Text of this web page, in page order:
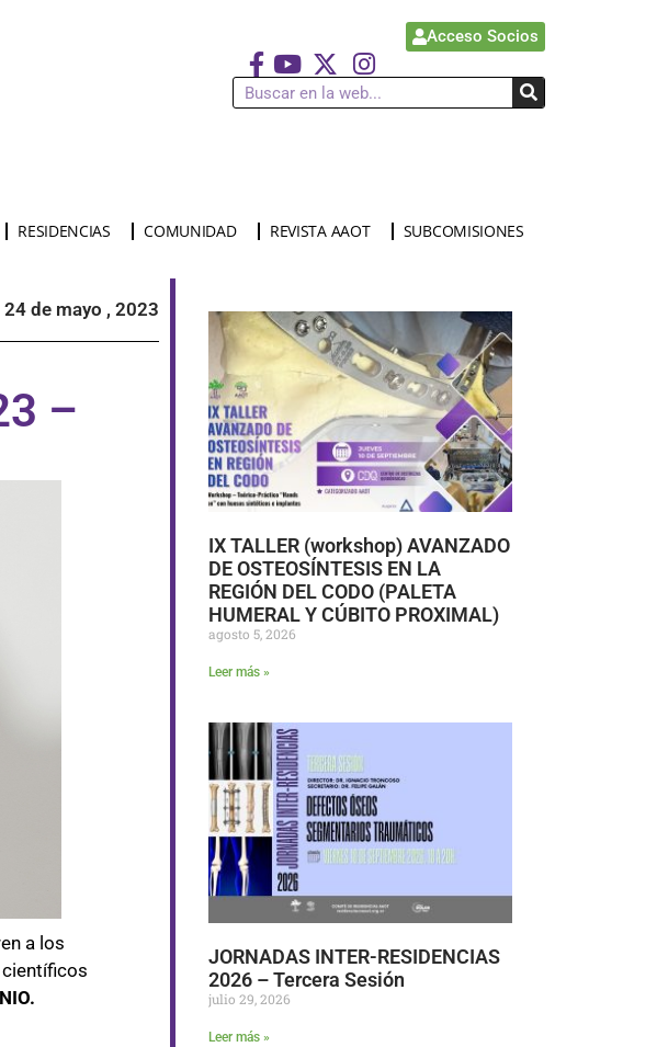
Acceso Socios
RESIDENCIAS COMUNIDAD REVISTA AAOT SUBCOMISIONES
24 de mayo , 2023
–
a los
IX TALLER (workshop) AVANZADO
DE OSTEOSÍNTESIS EN LA
REGIÓN DEL CODO (PALETA
HUMERAL Y CÚBITO PROXIMAL)
agosto 5, 2026
Leer más »
JORNADAS INTER-RESIDENCIAS
2026 – Tercera Sesión
julio 29, 2026
Leer más »